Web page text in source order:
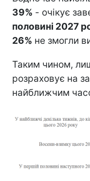
39% - очікує
половині 2027
26% не змогли
Таким чином,
розраховує на
найближчим